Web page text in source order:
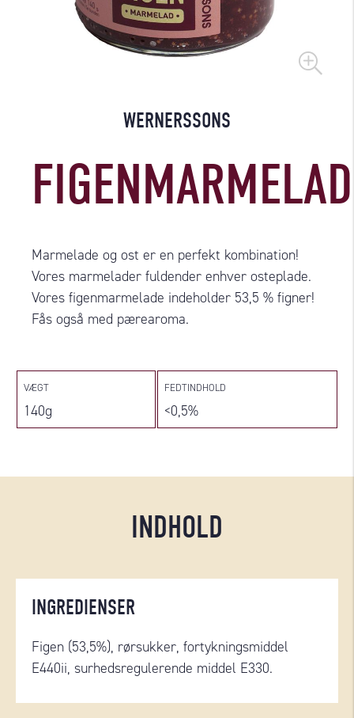
WERNERSSONS
FIGENMARMELAD
Marmelade og ost er en perfekt kombination!
Vores marmelader fuldender enhver osteplade.
Vores figenmarmelade indeholder 53,5 % figner!
Fås også med pærearoma.
VÆGT
140g
FEDTINDHOLD
<0,5%
INDHOLD
INGREDIENSER
Figen (53,5%), rørsukker, fortykningsmiddel
E440ii, surhedsregulerende middel E330.